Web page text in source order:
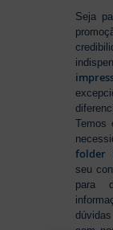
Seja
Temos
folder
seu
para